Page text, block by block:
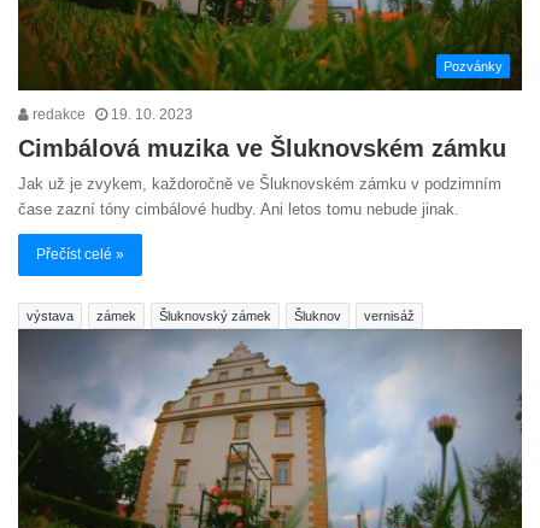
Pozvánky
redakce 19. 10. 2023
Cimbálová muzika ve Šluknovském zámku
Jak už je zvykem, každoročně ve Šluknovském zámku v podzimním
čase zazní tóny cimbálové hudby. Ani letos tomu nebude jinak.
Přečíst celé »
výstava zámek Šluknovský zámek Šluknov vernisáž